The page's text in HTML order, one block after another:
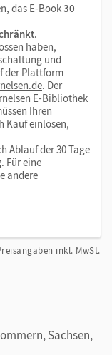
das E-Book30
.
haben,
und
der Plattform
. Der
E-Bibliothek
Ihren
Kauf einlösen,
Ablauf der 30 Tage
. Für eine
andere
inkl. MwSt.
Sachsen,